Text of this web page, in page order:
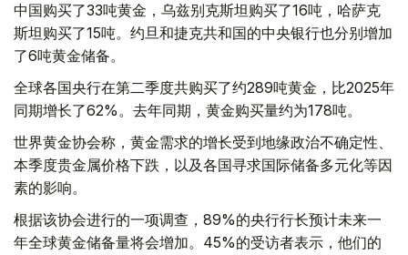
中国购买了33吨黄金，乌兹别克斯坦购买了16吨，哈萨克
斯坦购买了15吨。约旦和捷克共和国的中央银行也分别增加
了6吨黄金储备。
全球各国央行在第二季度共购买了约289吨黄金，比2025年
同期增长了62%。去年同期，黄金购买量约为178吨。
世界黄金协会称，黄金需求的增长受到地缘政治不确定性、
本季度贵金属价格下跌，以及各国寻求国际储备多元化等因
素的影响。
根据该协会进行的一项调查，89%的央行行长预计未来一
年全球黄金储备量将会增加。45%的受访者表示，他们的